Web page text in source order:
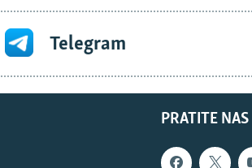
Telegram
PRATITE NAS